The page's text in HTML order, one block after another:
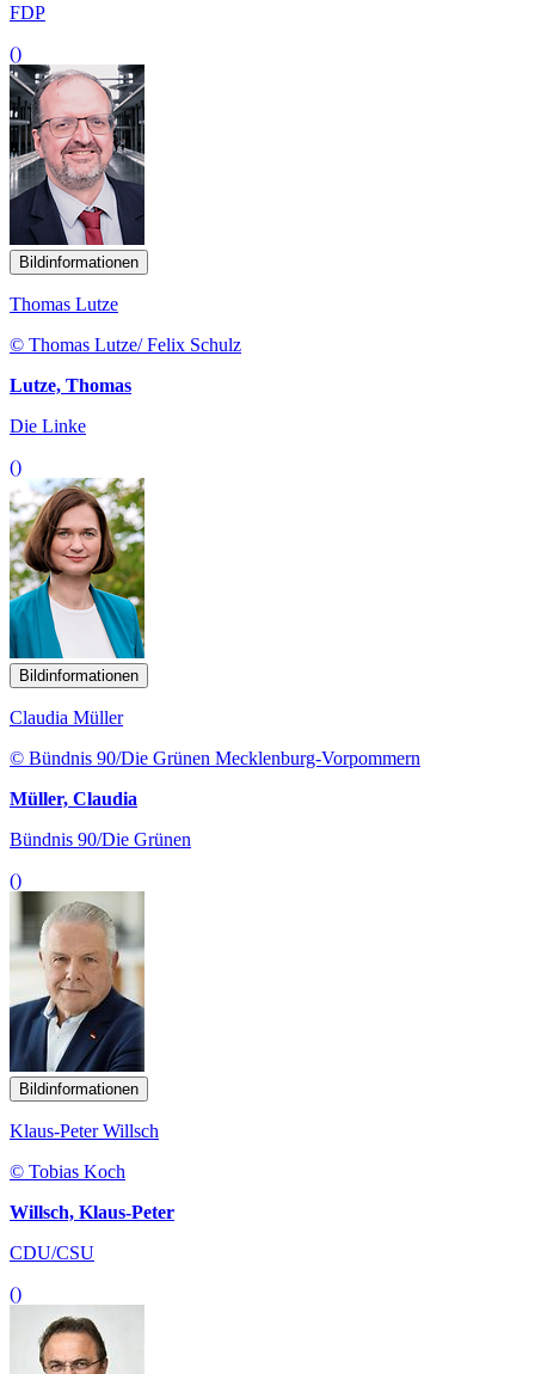
FDP
()
Bildinformationen
Thomas Lutze
© Thomas Lutze/ Felix Schulz
Lutze, Thomas
Die Linke
()
Bildinformationen
Claudia Müller
© Bündnis 90/Die Grünen Mecklenburg-Vorpommern
Müller, Claudia
Bündnis 90/Die Grünen
()
Bildinformationen
Klaus-Peter Willsch
© Tobias Koch
Willsch, Klaus-Peter
CDU/CSU
()